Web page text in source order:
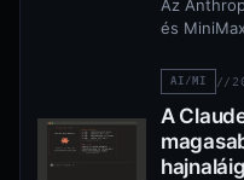
Az
és
modelljeit.
AI/MI //
A
hajnaláig